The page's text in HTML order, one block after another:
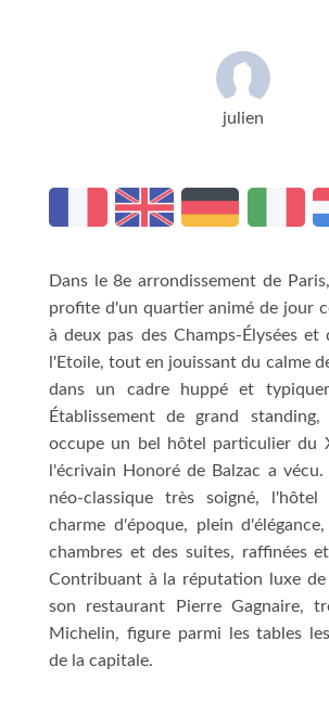
julien
Dans le 8e arrondissement de
profite d'un quartier animé de jour
à deux pas des Champs-Élysées et
l'Etoile, tout en jouissant du calme
dans un cadre huppé et
Établissement de grand
occupe un bel hôtel particulier du
l'écrivain Honoré de Balzac a
néo-classique très soigné, l'hôtel
charme d'époque, plein
chambres et des suites, raffinées
Contribuant à la réputation luxe de
son restaurant Pierre Gagnaire,
Michelin, figure parmi les tables
de la capitale.